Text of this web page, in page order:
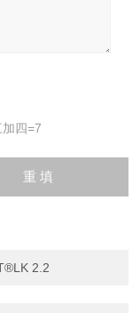
四=7
2.2